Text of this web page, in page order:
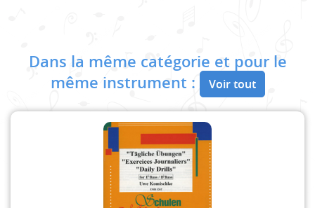
Dans la même catégorie et pour le
même instrument :
Voir tout